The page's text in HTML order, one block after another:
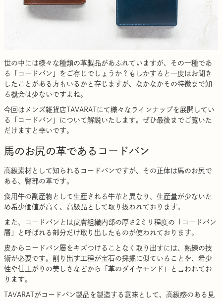
世の中には様々な種類の革製品があふれていますが、その一種であ
る「コードバン」をご存じでしょうか？もしかすると一度はお聞き
したことがある方もいるかと存じますが、なかなかその特徴まで知
る機会は少ないですよね。
今回はメンズ雑貨店TAVARATにて様々なラインナップを展開してい
る「コードバン」について解説いたします。ぜひ最後までご覧いた
だけますと幸いです。
馬のお尻の革であるコードバン
高級素材として知られるコードバンですが、その正体は馬のお尻で
ある、臀部の革です。
食用牛の副産物として生産される牛革と異なり、生産量が少ないた
め希少価値が高く、高級品として取り扱われております。
また、コードバンとは皮膚組織内部の厚さ2ミリ程度の「コードバン
層」と呼ばれる部分だけ取り出したものが使われております。
皮からコードバン層をキズつけることなく取り出すには、熟練の技
術が必要です。削り出す工程が宝石の採掘に似ていることや、希少
性や仕上がりの美しさなどから「革のダイヤモンド」と言われてお
ります。
TAVARATがコードバン製品を製造する意味として、高級感のある見